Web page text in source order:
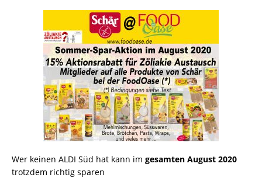
Wer keinen ALDI Süd hat kann im gesamten August 2020
trotzdem richtig sparen